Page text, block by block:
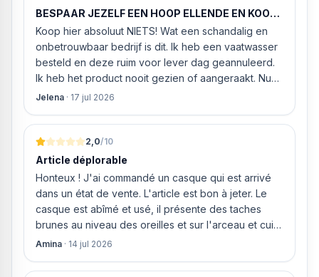
Spanning 230/400V
Geldigmaking 16A
Verbindingswaarde: 7,2 kW
medewerker gaf aan dat, als we gelijk via de
website gingen bestellen en betalen, hij z’n best
ging doen om ‘s middags nog te leveren. Het
bleken geen loze woorden: om 16.00 uur werd de
Neff vaatwasser geleverd en ver
BESPAAR JEZELF EEN HOOP ELLENDE EN KOOP
HIER NIETS!
Koop hier absoluut NIETS! Wat een schandalig en
onbetrouwbaar bedrijf is dit. Ik heb een vaatwasser
besteld en deze ruim voor lever dag geannuleerd.
Ik heb het product nooit gezien of aangeraakt. Nu
weigeren ze gewoon om mijn geld volledig terug te
van MIJN geld inhouden!
Jelena · 17 jul 2026
2,0/10
Article déplorable
Honteux ! J'ai commandé un casque qui est arrivé
dans un état de vente. L'article est bon à jeter. Le
casque est abîmé et usé, il présente des taches
brunes au niveau des oreilles et sur l'arceau et cuir
qui est craquelé ! Les coussins sont eux « dégonflés
Amina · 14 jul 2026